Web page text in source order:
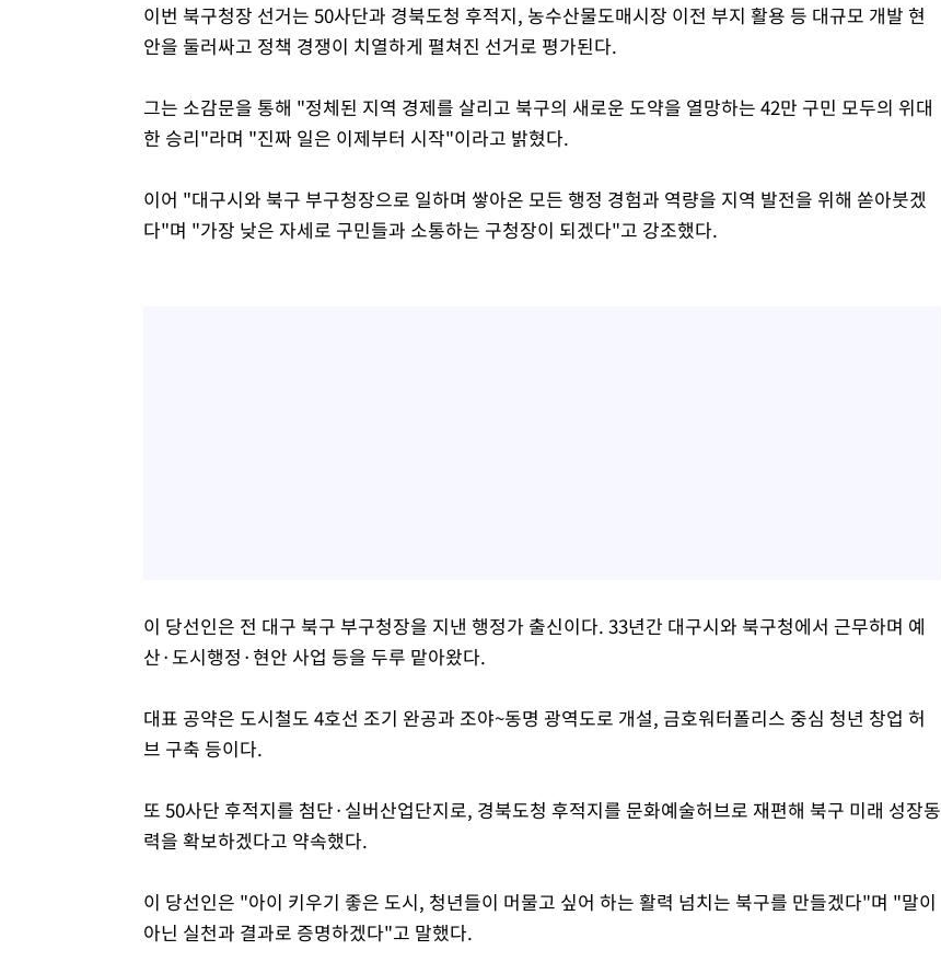
이번 북구청장 선거는 50사단과 경북도청 후적지, 농수산물도매시장 이전 부지 활용 등 대규모 개발 현
안을 둘러싸고 정책 경쟁이 치열하게 펼쳐진 선거로 평가된다.
그는 소감문을 통해 "정체된 지역 경제를 살리고 북구의 새로운 도약을 열망하는 42만 구민 모두의 위대
한 승리"라며 "진짜 일은 이제부터 시작"이라고 밝혔다.
이어 "대구시와 북구 부구청장으로 일하며 쌓아온 모든 행정 경험과 역량을 지역 발전을 위해 쏟아붓겠
다"며 "가장 낮은 자세로 구민들과 소통하는 구청장이 되겠다"고 강조했다.
이 당선인은 전 대구 북구 부구청장을 지낸 행정가 출신이다. 33년간 대구시와 북구청에서 근무하며 예
산·도시행정·현안 사업 등을 두루 맡아왔다.
대표 공약은 도시철도 4호선 조기 완공과 조야~동명 광역도로 개설, 금호워터폴리스 중심 청년 창업 허
브 구축 등이다.
또 50사단 후적지를 첨단·실버산업단지로, 경북도청 후적지를 문화예술허브로 재편해 북구 미래 성장동
력을 확보하겠다고 약속했다.
이 당선인은 "아이 키우기 좋은 도시, 청년들이 머물고 싶어 하는 활력 넘치는 북구를 만들겠다"며 "말이
아닌 실천과 결과로 증명하겠다"고 말했다.